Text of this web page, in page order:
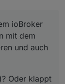
ioBroker
mit dem
und auch
Oder klappt